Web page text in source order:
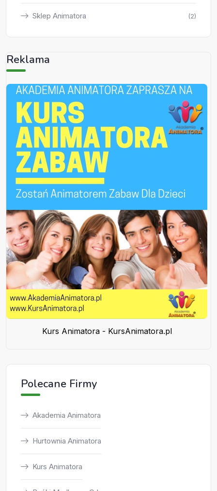
Sklep Animatora (2)
Reklama
Kurs Animatora - KursAnimatora.pl
Polecane Firmy
Akademia Animatora
Hurtownia Animatora
Kurs Animatora